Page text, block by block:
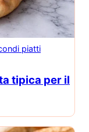
piatti
tipica per il